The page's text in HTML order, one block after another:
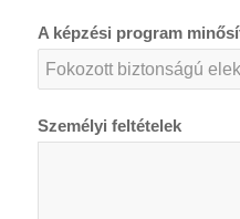
A képzési program
Személyi feltételek